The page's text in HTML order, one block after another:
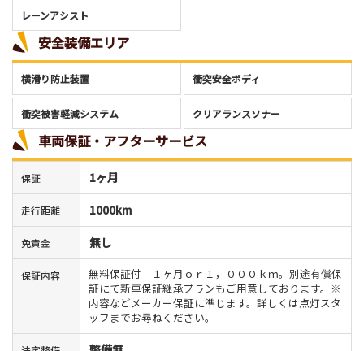
レーンアシスト
安全装備エリア
横滑り防止装置 衝突安全ボディ
衝突被害軽減システム クリアランスソナー
車両保証・アフターサービス
保証 1ヶ月
走行距離 1000km
免責金 無し
保証内容
無料保証付 １ヶ月ｏｒ１，０００ｋｍ。別途有償保
証にて新車保証継承プランもご用意しております。※
内容などメーカー保証に準じます。詳しくは点灯スタ
ッフまでお尋ねください。